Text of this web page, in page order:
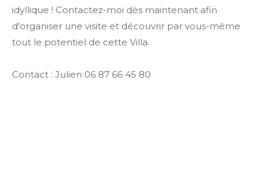
idyllique ! Contactez-moi dès maintenant afin
d'organiser une visite et découvrir par vous-même
tout le potentiel de cette Villa.
Contact : Julien 06 87 66 45 80